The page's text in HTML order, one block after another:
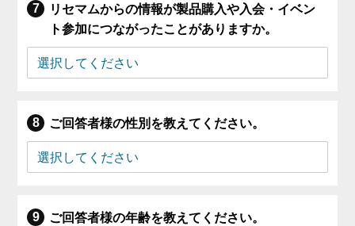
リセマムからの情報が製品購入や入会・イベン
ト参加につながったことがありますか。
ご回答者様の性別を教えてください。
ご回答者様の年齢を教えてください。